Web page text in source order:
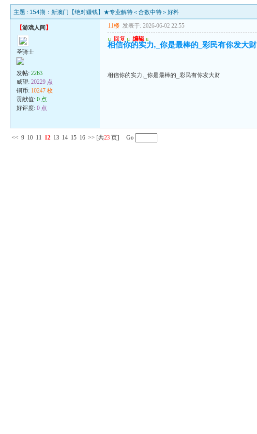
主题 : 154期：新澳门【绝对赚钱】★专业解特＜合数中特＞好料
【游戏人间 】
圣骑士
发帖:2263
威望:20229 点
铜币: 10247 枚
贡献值:0 点
好评度:0 点
11楼 发表于: 2026-06-02 22:55
u 回复 u 编辑 u
相信你的实力,_你是最棒的_彩民有你发大财
相信你的实力,_你是最棒的_彩民有你发大财
<< 9 10 11 12 13 14 15 16 >> [共23 页] Go